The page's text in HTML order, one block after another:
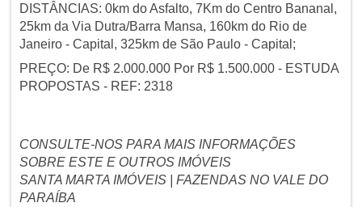
DISTÂNCIAS: 0km do Asfalto, 7Km do Centro Bananal,
25km da Via Dutra/Barra Mansa, 160km do Rio de
Janeiro - Capital, 325km de São Paulo - Capital;
PREÇO: De R$ 2.000.000 Por R$ 1.500.000 - ESTUDA
PROPOSTAS - REF: 2318
CONSULTE-NOS PARA MAIS INFORMAÇÕES
SOBRE ESTE E OUTROS IMÓVEIS
SANTA MARTA IMÓVEIS | FAZENDAS NO VALE DO
PARAÍBA